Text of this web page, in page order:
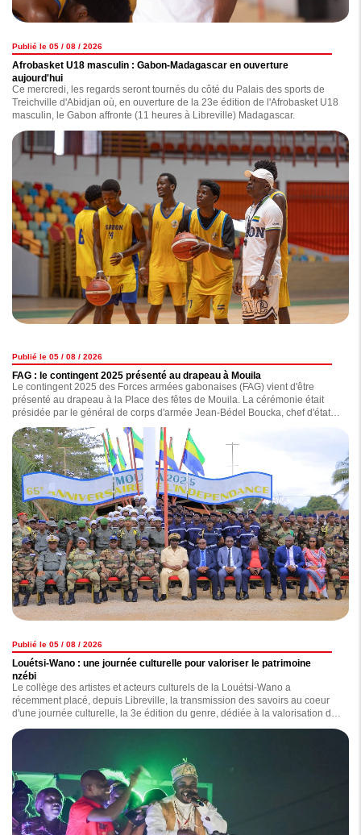
Publié le 05 / 08 / 2026
Afrobasket U18 masculin : Gabon-Madagascar en ouverture
aujourd'hui
Ce mercredi, les regards seront tournés du côté du Palais des sports de
Treichville d'Abidjan où, en ouverture de la 23e édition de l'Afrobasket U18
masculin, le Gabon affronte (11 heures à Libreville) Madagascar.
Publié le 05 / 08 / 2026
FAG : le contingent 2025 présenté au drapeau à Mouila
Le contingent 2025 des Forces armées gabonaises (FAG) vient d'être
présenté au drapeau à la Place des fêtes de Mouila. La cérémonie était
présidée par le général de corps d'armée Jean-Bédel Boucka, chef d'état-
major général des Forces armées gabonaises.
Publié le 05 / 08 / 2026
Louétsi-Wano : une journée culturelle pour valoriser le patrimoine
nzébi
Le collège des artistes et acteurs culturels de la Louétsi-Wano a
récemment placé, depuis Libreville, la transmission des savoirs au coeur
d'une journée culturelle, la 3e édition du genre, dédiée à la valorisation du
patrimoine nzebi.